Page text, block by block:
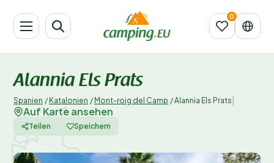
Alannia Els Prats
Spanien / Katalonien / Mont-roig del Camp /Alannia Els Prats
Auf Karte ansehen
Teilen Speichern